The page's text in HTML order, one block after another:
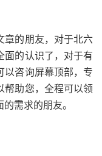
章的朋友，对于北六
面的认识了，对于有
以咨询屏幕顶部，专
帮助您，全程可以领
需求的朋友。